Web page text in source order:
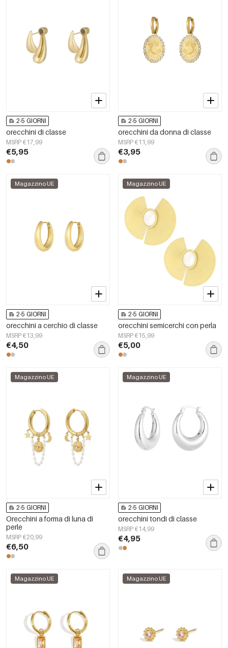
2-5 GIORNI
orecchini di classe
MSRP €17,99
€5,95
2-5 GIORNI
orecchini da donna di classe
MSRP €11,99
€3,95
Magazzino UE
2-5 GIORNI
orecchini a cerchio di classe
MSRP €13,99
€4,50
Magazzino UE
2-5 GIORNI
orecchini semicerchi con perla
MSRP €15,99
€5,00
Magazzino UE
2-5 GIORNI
Orecchini a forma di luna di
perle
MSRP €20,99
€6,50
Magazzino UE
2-5 GIORNI
orecchini tondi di classe
MSRP €14,99
€4,95
Magazzino UE Magazzino UE